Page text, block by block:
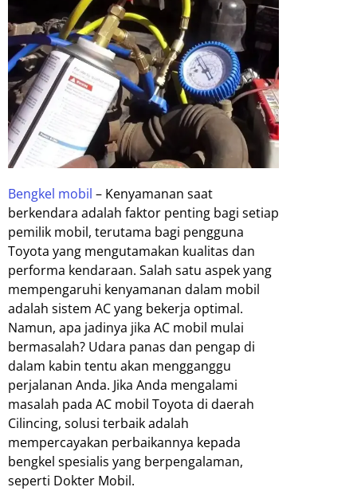
Bengkel mobil – Kenyamanan saat
berkendara adalah faktor penting bagi setiap
pemilik mobil, terutama bagi pengguna
Toyota yang mengutamakan kualitas dan
performa kendaraan. Salah satu aspek yang
mempengaruhi kenyamanan dalam mobil
adalah sistem AC yang bekerja optimal.
Namun, apa jadinya jika AC mobil mulai
bermasalah? Udara panas dan pengap di
dalam kabin tentu akan mengganggu
perjalanan Anda. Jika Anda mengalami
masalah pada AC mobil Toyota di daerah
Cilincing, solusi terbaik adalah
mempercayakan perbaikannya kepada
bengkel spesialis yang berpengalaman,
seperti Dokter Mobil.